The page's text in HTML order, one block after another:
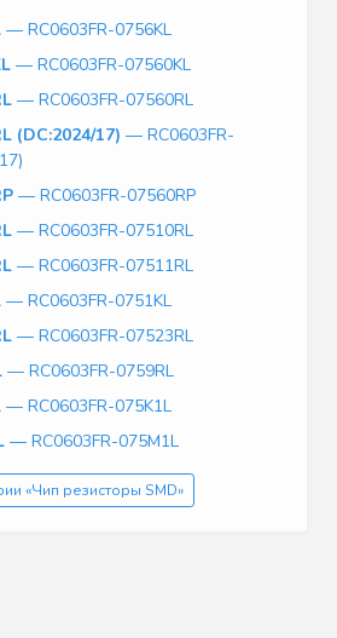
— RC0603FR-0756KL
— RC0603FR-07560KL
— RC0603FR-07560RL
(DC:2024/17) — RC0603FR-
— RC0603FR-07560RP
— RC0603FR-07510RL
— RC0603FR-07511RL
— RC0603FR-0751KL
— RC0603FR-07523RL
— RC0603FR-0759RL
— RC0603FR-075K1L
— RC0603FR-075M1L
«Чип резисторы SMD»